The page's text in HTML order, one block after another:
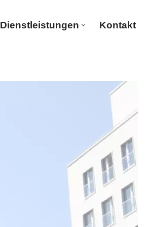
Dienstleistungen Kontakt